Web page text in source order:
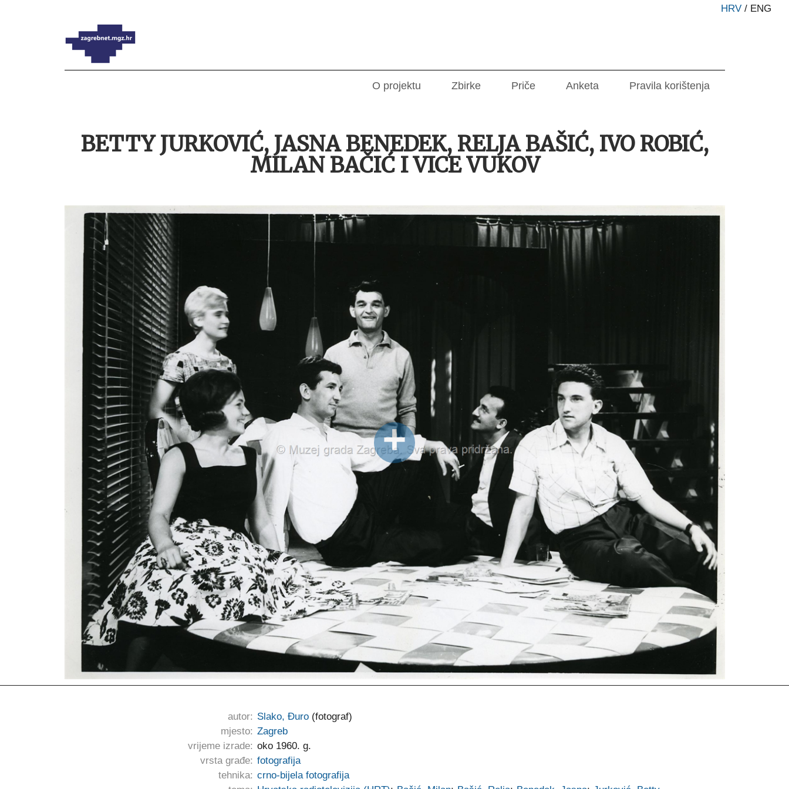
HRV / ENG
O projektu Zbirke Priče Anketa Pravila korištenja
BETTY JURKOVIĆ, JASNA BENEDEK, RELJA BAŠIĆ, IVO ROBIĆ,
MILAN BAČIĆ I VICE VUKOV
autor: Slako, Đuro (fotograf)
mjesto: Zagreb
vrijeme izrade: oko 1960. g.
vrsta građe: fotografija
tehnika: crno-bijela fotografija